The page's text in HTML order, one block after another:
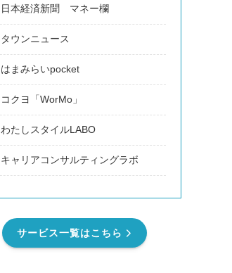
日本経済新聞 マネー欄
タウンニュース
はまみらいpocket
コクヨ「WorMo」
わたしスタイルLABO
キャリアコンサルティングラボ
サービス一覧はこちら